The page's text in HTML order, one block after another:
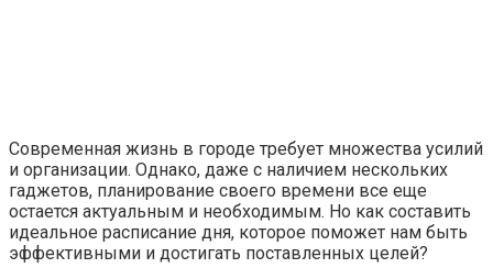
Современная жизнь в городе требует множества усилий
и организации. Однако, даже с наличием нескольких
гаджетов, планирование своего времени все еще
остается актуальным и необходимым. Но как составить
идеальное расписание дня, которое поможет нам быть
эффективными и достигать поставленных целей?